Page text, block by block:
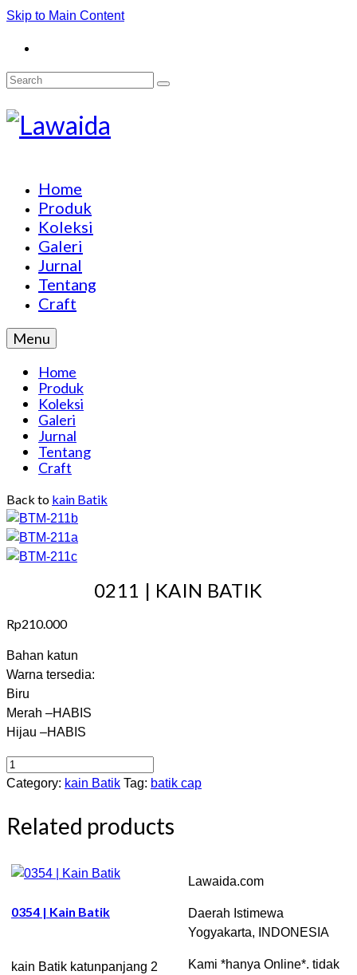
Skip to Main Content
Search
Home
Produk
Koleksi
Galeri
Jurnal
Tentang
Craft
Menu
Home
Produk
Koleksi
Galeri
Jurnal
Tentang
Craft
Back to kain Batik
0211 | KAIN BATIK
Rp210.000
Bahan katun
Warna tersedia:
Biru
Merah –HABIS
Hijau –HABIS
0211
|
Batik
Category: kain Batik Tag: batik cap
Related products
0354 | Kain Batik
kain Batik katunpanjang 2
Lawaida.com
Daerah Istimewa
Yogyakarta, INDONESIA
Kami *hanya Online*. tidak